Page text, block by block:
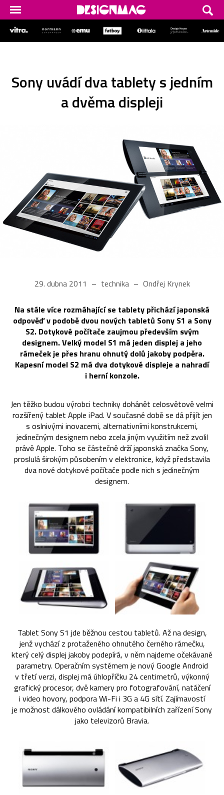
Sony uvádí dva tablety s jedním
a dvěma displeji
29. dubna 2011 technika Ondřej Krynek
Na stále více rozmáhající se tablety přichází japonská
odpověď v podobě dvou nových tabletů Sony S1 a Sony
S2. Dotykové počítače zaujmou především svým
designem. Velký model S1 má jeden displej a jeho
rámeček je přes hranu ohnutý dolů jakoby podpěra.
Kapesní model S2 má dva dotykové displeje a nahradí
i herní konzole.
Jen těžko budou výrobci techniky dohánět celosvětově velmi
rozšířený tablet Apple iPad. V současné době se dá přijít jen
s oslnivými inovacemi, alternativními konstrukcemi,
jedinečným designem nebo zcela jiným využitím než zvolil
právě Apple. Toho se částečně drží japonská značka Sony,
proslulá širokým působením v elektronice, když představila
dva nové dotykové počítače podle nich s jedinečným
designem.
Tablet Sony S1 jde běžnou cestou tabletů. Až na design,
jenž vychází z protaženého ohnutého černého rámečku,
který celý displej jakoby podepírá, v něm najdeme očekávané
parametry. Operačním systémem je nový Google Android
v třetí verzi, displej má úhlopříčku 24 centimetrů, výkonný
grafický procesor, dvě kamery pro fotografování, natáčení
i video hovory, podpora Wi-Fi i 3G a 4G sítí. Zajímavostí
je možnost dálkového ovládání kompatibilních zařízení Sony
jako televizorů Bravia.